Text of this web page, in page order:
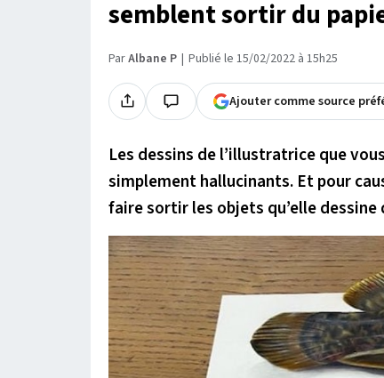
semblent sortir du
ParAlbane P Publié le 15/02/2022 à 15h25
Ajouter comme source
Les dessins de l’illustratrice que
simplement hallucinants. Et pour
faire sortir les objets qu’elle dessine